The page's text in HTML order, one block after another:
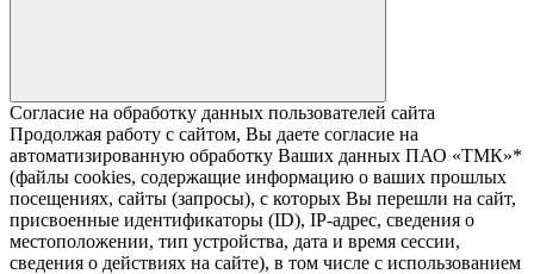
Согласие на обработку данных пользователей сайта
Продолжая работу с сайтом, Вы даете согласие на
автоматизированную обработку Ваших данных ПАО «ТМК»*
(файлы cookies, содержащие информацию о ваших прошлых
посещениях, сайты (запросы), с которых Вы перешли на сайт,
присвоенные идентификаторы (ID), IP-адрес, сведения о
местоположении, тип устройства, дата и время сессии,
сведения о действиях на сайте), в том числе с использованием